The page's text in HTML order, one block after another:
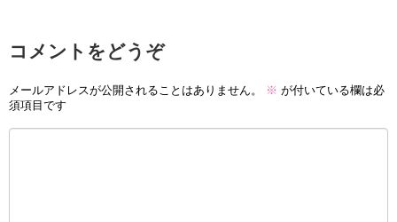
コメントをどうぞ
メールアドレスが公開されることはありません。 ※ が付いている欄は必
須項目です